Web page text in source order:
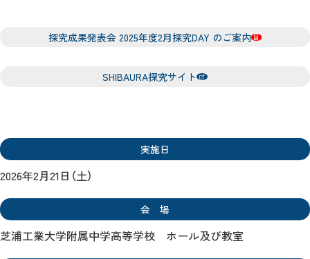
探究成果発表会 2025年度2⽉探究DAY のご案内
SHIBAURA探究サイト
実施日
2026年2月21日（土）
会 場
芝浦工業大学附属中学高等学校 ホール及び教室